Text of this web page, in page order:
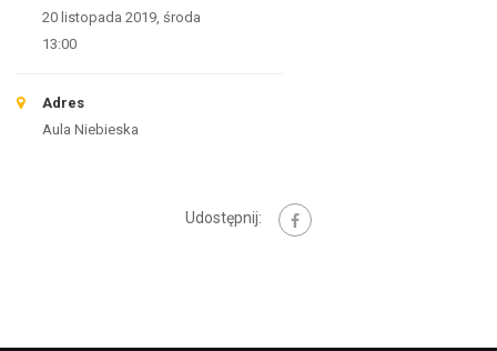
20 listopada 2019, środa
13:00
Adres
Aula Niebieska
Udostępnij: